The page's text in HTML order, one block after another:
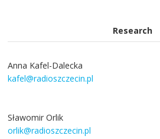
Research
Anna Kafel-Dalecka
kafel@radioszczecin.pl
Sławomir Orlik
orlik@radioszczecin.pl